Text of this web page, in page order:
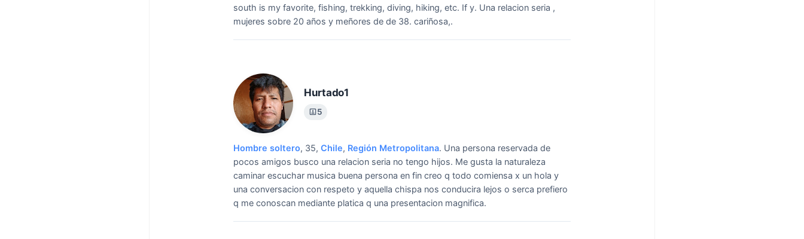
south is my favorite, fishing, trekking, diving, hiking, etc. If y. Una relacion seria ,
mujeres sobre 20 años y meñores de de 38. cariñosa,.
Hurtado1
5
Hombre soltero, 35, Chile, Región Metropolitana. Una persona reservada de
pocos amigos busco una relacion seria no tengo hijos. Me gusta la naturaleza
caminar escuchar musica buena persona en fin creo q todo comiensa x un hola y
una conversacion con respeto y aquella chispa nos conducira lejos o serca prefiero
q me conoscan mediante platica q una presentacion magnifica.